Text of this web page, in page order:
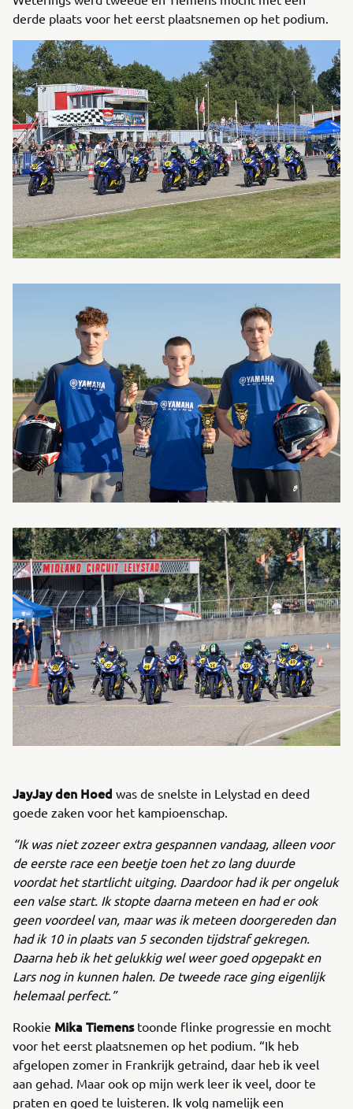
derde plaats voor het eerst plaatsnemen op het podium.
JayJay den Hoed was de snelste in Lelystad en deed
goede zaken voor het kampioenschap.
“Ik was niet zozeer extra gespannen vandaag, alleen voor
de eerste race een beetje toen het zo lang duurde
voordat het startlicht uitging. Daardoor had ik per ongeluk
een valse start. Ik stopte daarna meteen en had er ook
geen voordeel van, maar was ik meteen doorgereden dan
had ik 10 in plaats van 5 seconden tijdstraf gekregen.
Daarna heb ik het gelukkig wel weer goed opgepakt en
Lars nog in kunnen halen. De tweede race ging eigenlijk
helemaal perfect.”
Rookie Mika Tiemenstoonde flinke progressie en mocht
voor het eerst plaatsnemen op het podium. “Ik heb
afgelopen zomer in Frankrijk getraind, daar heb ik veel
aan gehad. Maar ook op mijn werk leer ik veel, door te
praten en goed te luisteren. Ik volg namelijk een